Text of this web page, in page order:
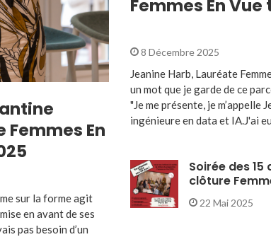
En
sur la forme agit
en avant de ses
pas besoin d’un
Femmes En
8 Décembre 2025
Jeanine Harb, Lauréate
un mot que je garde de ce
"Je me présente, je m’appelle
ingénieure en data et IA.J'ai
Soirée des 15
clôture
22 Mai 2025